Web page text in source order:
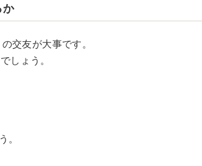
か
交友が大事です。
しょう。
。